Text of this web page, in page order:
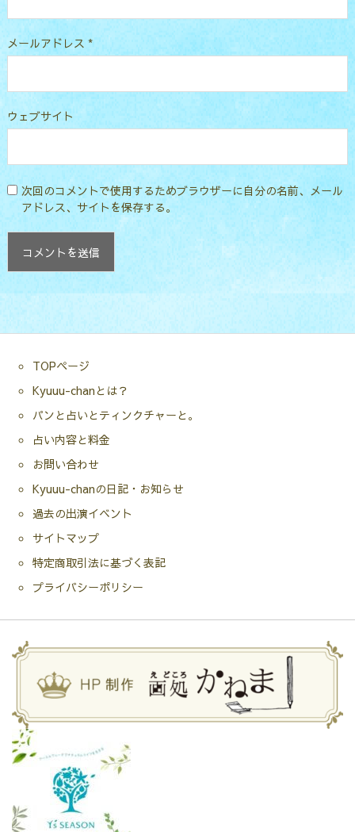
メールアドレス *
ウェブサイト
次回のコメントで使用するためブラウザーに自分の名前、メール
アドレス、サイトを保存する。
TOPページ
Kyuuu-chanとは？
パンと占いとティンクチャーと。
占い内容と料金
お問い合わせ
Kyuuu-chanの日記・お知らせ
過去の出演イベント
サイトマップ
特定商取引法に基づく表記
プライバシーポリシー